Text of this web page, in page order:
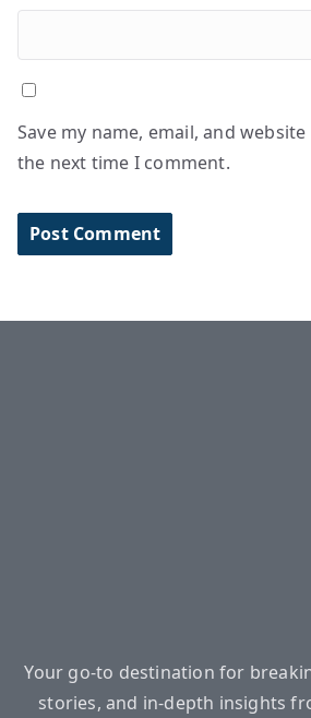
Save my name, email, and
the next time I comment.
Your go-to destination for
stories, and in-depth insights